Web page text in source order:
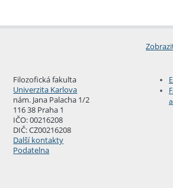
Filozofická fakulta
Univerzita Karlova
nám. Jana Palacha 1/2
116 38 Praha 1
IČO: 00216208
DIČ: CZ00216208
Další kontakty
Podatelna